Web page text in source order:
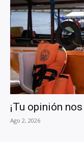
¡Tu opinión
Ago 2, 2026